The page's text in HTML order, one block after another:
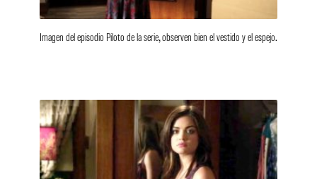
Imagen del episodio Piloto de la serie, observen bien el vestido y el espejo.